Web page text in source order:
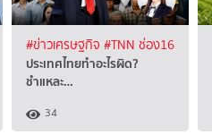
#ข่าวเศรษฐกิจ #TNN ช่อง16
ประเทศไทยทำอะไรผิด?
ชำแหละ…
34